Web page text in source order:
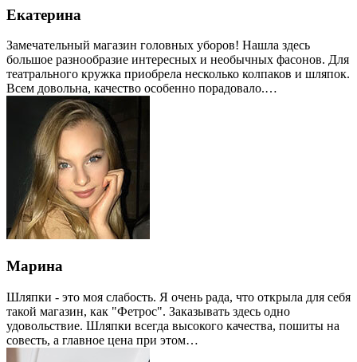
Екатерина
Замечательный магазин головных уборов! Нашла здесь
большое разнообразие интересных и необычных фасонов. Для
театрального кружка приобрела несколько колпаков и шляпок.
Всем довольна, качество особенно порадовало.…
Марина
Шляпки - это моя слабость. Я очень рада, что открыла для себя
такой магазин, как "Фетрос". Заказывать здесь одно
удовольствие. Шляпки всегда высокого качества, пошиты на
совесть, а главное цена при этом…